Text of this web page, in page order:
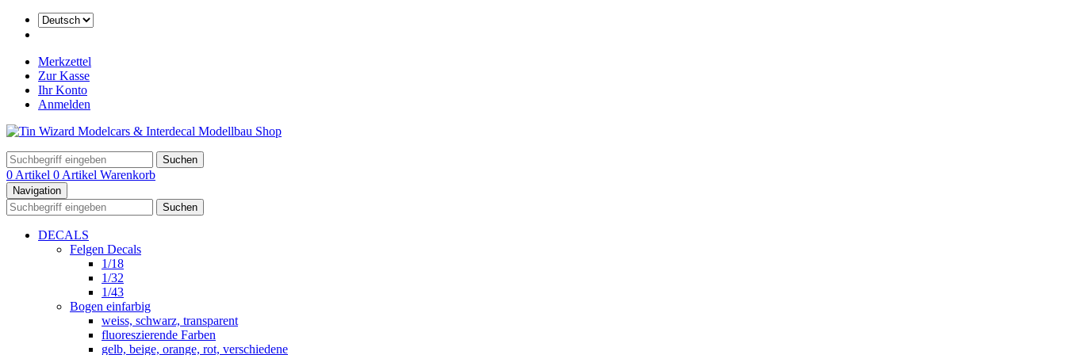
Merkzettel
Zur Kasse
Ihr Konto
Anmelden
Suchen
0 Artikel 0 Artikel Warenkorb
Navigation
Suchen
DECALS
Felgen Decals
1/18
1/32
1/43
Bogen einfarbig
weiss, schwarz, transparent
fluoreszierende Farben
gelb, beige, orange, rot, verschiedene